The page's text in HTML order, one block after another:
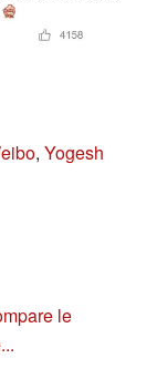
, Yogesh
le